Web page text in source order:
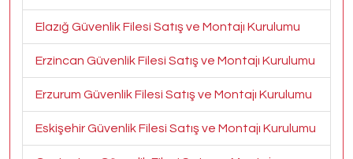
Elazığ Güvenlik Filesi Satış ve Montajı Kurulumu
Erzincan Güvenlik Filesi Satış ve Montajı Kurulumu
Erzurum Güvenlik Filesi Satış ve Montajı Kurulumu
Eskişehir Güvenlik Filesi Satış ve Montajı Kurulumu